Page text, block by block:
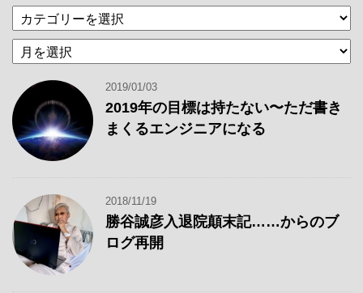
テ
ゴ
リ
過
去
記
事
2019/01/03
2019年の目標は持たない〜ただ書き
まくるエンジニアになる
2018/11/19
勝谷誠彦入退院顛末記……からのブ
ログ再開